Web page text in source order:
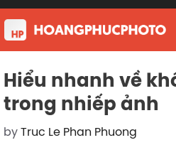
Skip
to
content
Hiểu nhanh về
trong nhiếp ảnh
byTruc Le Phan Phuong